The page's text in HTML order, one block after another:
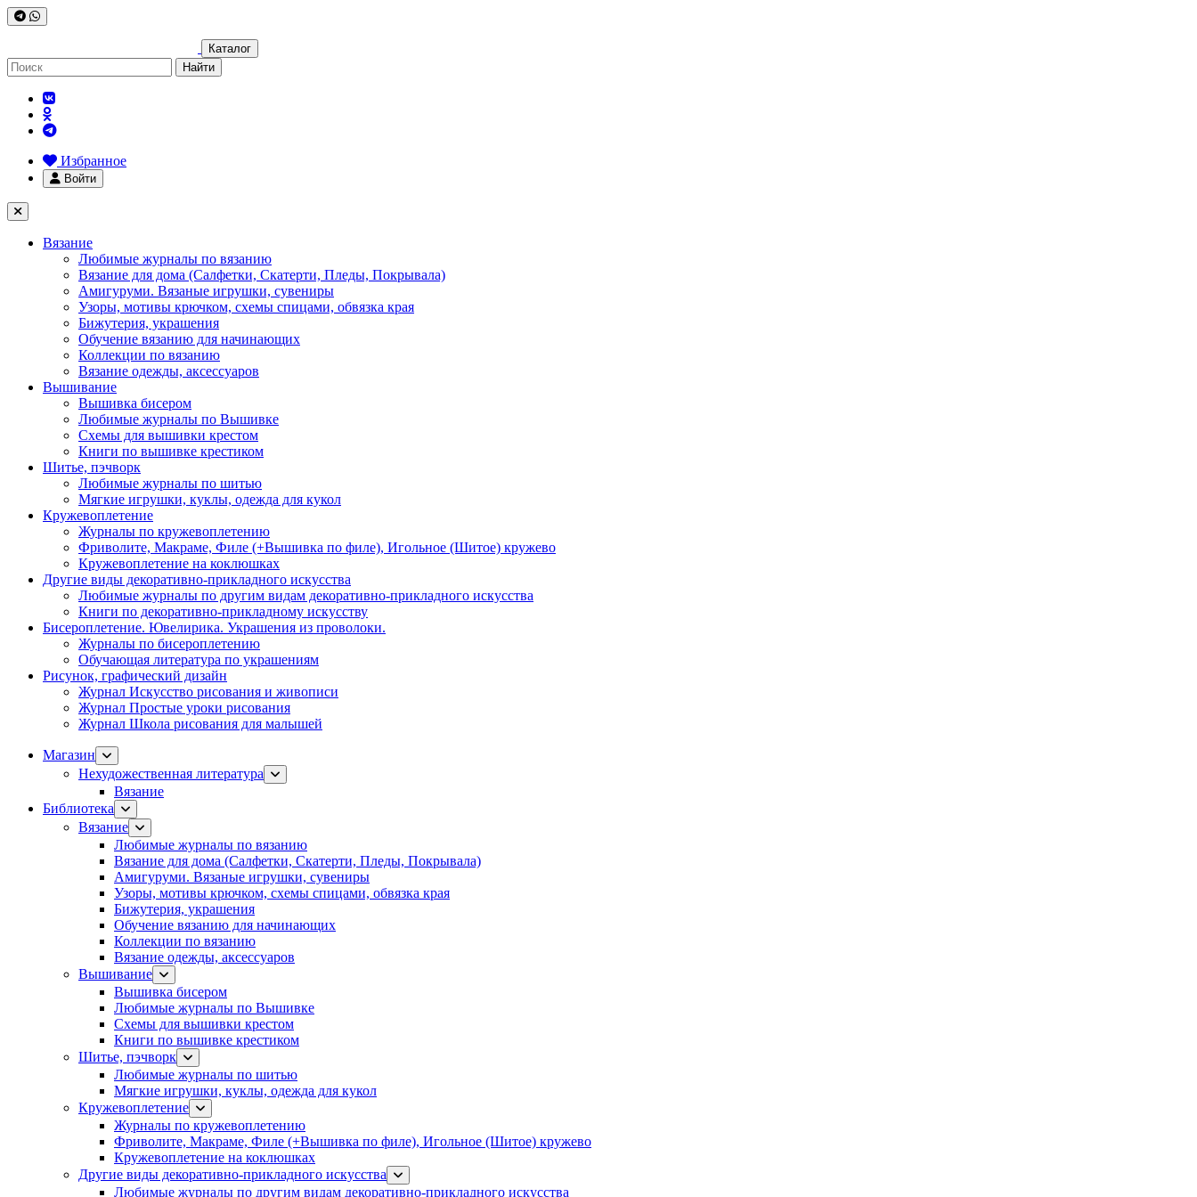
Каталог
Найти
Избранное
Войти
Вязание
Любимые журналы по вязанию
Вязание для дома (Салфетки, Скатерти, Пледы, Покрывала)
Амигуруми. Вязаные игрушки, сувениры
Узоры, мотивы крючком, схемы спицами, обвязка края
Бижутерия, украшения
Обучение вязанию для начинающих
Коллекции по вязанию
Вязание одежды, аксессуаров
Вышивание
Вышивка бисером
Любимые журналы по Вышивке
Схемы для вышивки крестом
Книги по вышивке крестиком
Шитье, пэчворк
Любимые журналы по шитью
Мягкие игрушки, куклы, одежда для кукол
Кружевоплетение
Журналы по кружевоплетению
Фриволите, Макраме, Филе (+Вышивка по филе), Игольное (Шитое) кружево
Кружевоплетение на коклюшках
Другие виды декоративно-прикладного искусства
Любимые журналы по другим видам декоративно-прикладного искусства
Книги по декоративно-прикладному искусству
Бисероплетение. Ювелирика. Украшения из проволоки.
Журналы по бисероплетению
Обучающая литература по украшениям
Рисунок, графический дизайн
Журнал Искусство рисования и живописи
Журнал Простые уроки рисования
Журнал Школа рисования для малышей
Магазин
Нехудожественная литература
Вязание
Библиотека
Вязание
Любимые журналы по вязанию
Вязание для дома (Салфетки, Скатерти, Пледы, Покрывала)
Амигуруми. Вязаные игрушки, сувениры
Узоры, мотивы крючком, схемы спицами, обвязка края
Бижутерия, украшения
Обучение вязанию для начинающих
Коллекции по вязанию
Вязание одежды, аксессуаров
Вышивание
Вышивка бисером
Любимые журналы по Вышивке
Схемы для вышивки крестом
Книги по вышивке крестиком
Шитье, пэчворк
Любимые журналы по шитью
Мягкие игрушки, куклы, одежда для кукол
Кружевоплетение
Журналы по кружевоплетению
Фриволите, Макраме, Филе (+Вышивка по филе), Игольное (Шитое) кружево
Кружевоплетение на коклюшках
Другие виды декоративно-прикладного искусства
Любимые журналы по другим видам декоративно-прикладного искусства